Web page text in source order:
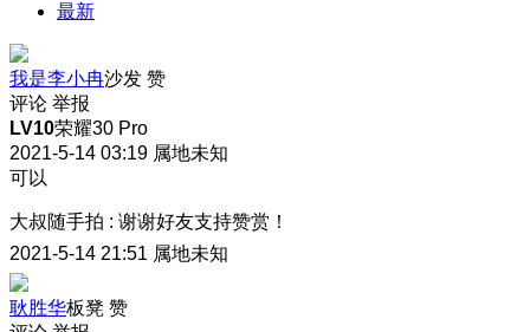
最新
我是李小冉沙发 赞
评论 举报
LV10荣耀30 Pro
2021-5-14 03:19 属地未知
可以
大叔随手拍 : 谢谢好友支持赞赏！
2021-5-14 21:51 属地未知
耿胜华板凳 赞